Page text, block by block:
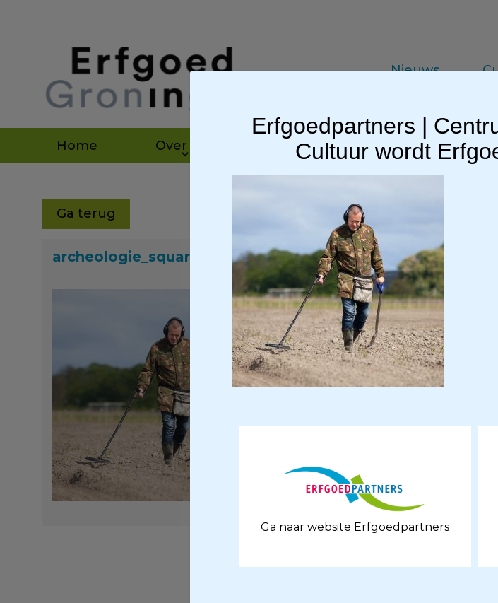
Nieuws
Home Over ons Agenda Vakinformatie
Ga terug
archeologie_square
Erfgoedpartners |
Cultuur wordt
Ga naarwebsite Erfgoedpartners